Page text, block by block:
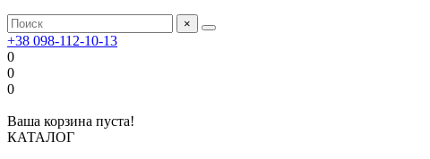
×
+38 098-112-10-13
0
0
0
Ваша корзина пуста!
КАТАЛОГ